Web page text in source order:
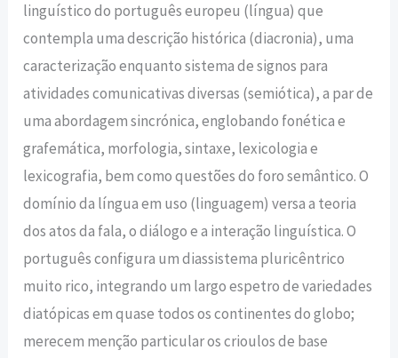
linguístico do português europeu (língua) que
contempla uma descrição histórica (diacronia), uma
caracterização enquanto sistema de signos para
atividades comunicativas diversas (semiótica), a par de
uma abordagem sincrónica, englobando fonética e
grafemática, morfologia, sintaxe, lexicologia e
lexicografia, bem como questões do foro semântico. O
domínio da língua em uso (linguagem) versa a teoria
dos atos da fala, o diálogo e a interação linguística. O
português configura um diassistema pluricêntrico
muito rico, integrando um largo espetro de variedades
diatópicas em quase todos os continentes do globo;
merecem menção particular os crioulos de base